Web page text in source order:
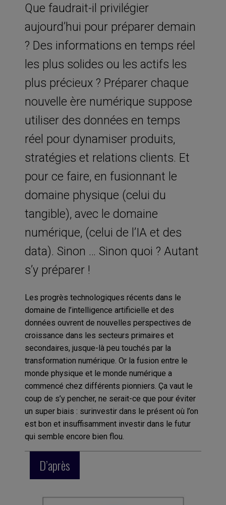
Que faudrait-il privilégier
aujourd’hui pour préparer demain
? Des informations en temps réel
les plus solides ou les actifs les
plus précieux ? Préparer chaque
nouvelle ère numérique suppose
utiliser des données en temps
réel pour dynamiser produits,
stratégies et relations clients. Et
pour ce faire, en fusionnant le
domaine physique (celui du
tangible), avec le domaine
numérique, (celui de l’IA et des
data). Sinon … Sinon quoi ? Autant
s’y préparer !
Les progrès technologiques récents dans le
domaine de l’intelligence artificielle et des
données ouvrent de nouvelles perspectives de
croissance dans les secteurs primaires et
secondaires, jusque-là peu touchés par la
transformation numérique. Or la fusion entre le
monde physique et le monde numérique a
commencé chez différents pionniers. Ça vaut le
coup de s’y pencher, ne serait-ce que pour éviter
un super biais : surinvestir dans le présent où l’on
est bon et insuffisamment investir dans le futur
qui semble encore bien flou.
D’après